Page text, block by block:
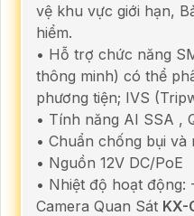
vệ khu vực giới hạn,
hiểm.
• Hỗ trợ chức năng
thông minh) có thể
phương tiện; IVS
• Tính năng AI SSA ,
• Chuẩn chống bụi và
• Nguồn 12V DC/PoE
• Nhiệt độ hoạt động:
Camera Quan Sát KX-